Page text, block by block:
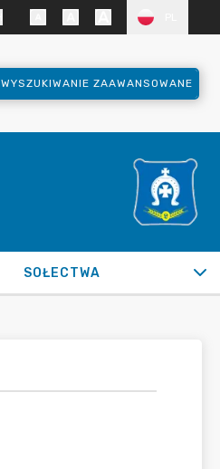
WYSZUKIWANIE ZAAWANSOWANE
SOŁECTWA